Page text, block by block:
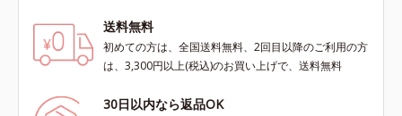
送料無料
初めての方は、全国送料無料、2回目以降のご利用の方
は、3,300円以上(税込)のお買い上げで、送料無料
30日以内なら返品OK